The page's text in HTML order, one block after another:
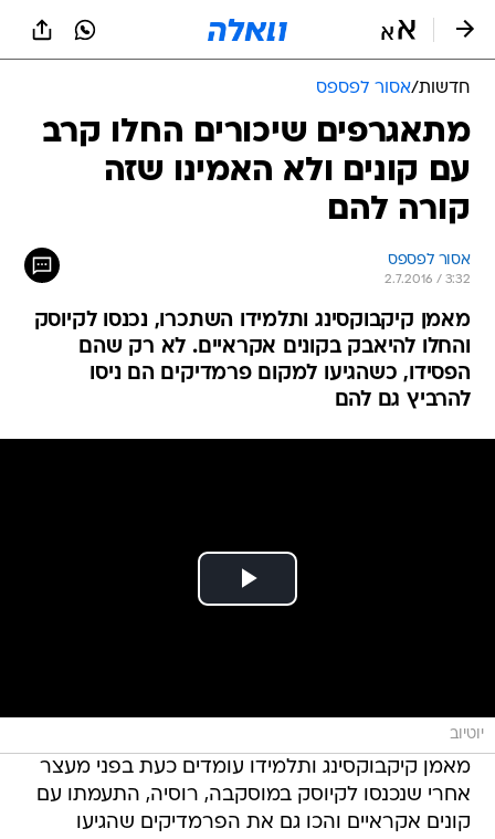
חדשות/אסור לפספס
מתאגרפים שיכורים החלו קרב
עם קונים ולא האמינו שזה
קורה להם
אסור לפספס
2.7.2016 / 3:32
מאמן קיקבוקסינג ותלמידו השתכרו, נכנסו לקיוסק
והחלו להיאבק בקונים אקראיים. לא רק שהם
הפסידו, כשהגיעו למקום פרמדיקים הם ניסו
להרביץ גם להם
יוטיוב
מאמן קיקבוקסינג ותלמידו עומדים כעת בפני מעצר
אחרי שנכנסו לקיוסק במוסקבה, רוסיה, התעמתו עם
קונים אקראיים והכו גם את הפרמדיקים שהגיעו